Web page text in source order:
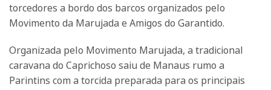
torcedores a bordo dos barcos organizados pelo
Movimento da Marujada e Amigos do Garantido.
Organizada pelo Movimento Marujada, a tradicional
caravana do Caprichoso saiu de Manaus rumo a
Parintins com a torcida preparada para os principais